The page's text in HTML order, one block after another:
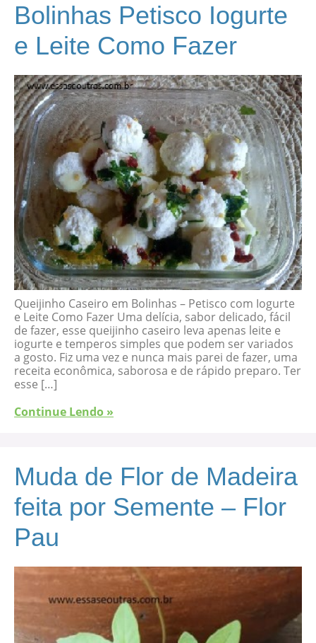
Bolinhas Petisco Iogurte
e Leite Como Fazer
Queijinho Caseiro em Bolinhas – Petisco com Iogurte
e Leite Como Fazer Uma delícia, sabor delicado, fácil
de fazer, esse queijinho caseiro leva apenas leite e
iogurte e temperos simples que podem ser variados
a gosto. Fiz uma vez e nunca mais parei de fazer, uma
receita econômica, saborosa e de rápido preparo. Ter
esse […]
Continue Lendo »
Muda de Flor de Madeira
feita por Semente – Flor
Pau